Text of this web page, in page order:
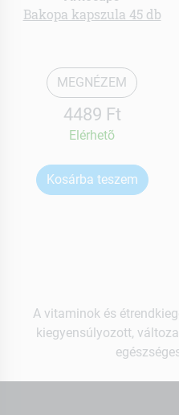
Bakopa kapszula 45 db
MEGNÉZEM
4489 Ft
Elérhetõ
Kosárba teszem
A vitaminok és
kiegyensúlyozott,